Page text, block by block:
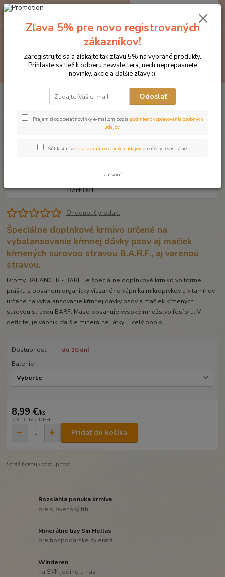
Hľadať
za0 €
Produkty DROMY Psy a mačky Doplnky pre BARF
Balancer Barf 8v1 200g
Dromy Balancer Barf 8v1 200g
Ohodnotiť produkt
Špeciálne doplnkové krmivo určené na
vybalansovanie kŕmnej dávky psov aj mačiek
kŕmených surovou stravou B.A.R.F., aj varenou
stravou.
Dromy BALANCER - BARF, je špeciálne doplnkové krmivo vo forme
prášku s obsahom organicky viazaného vápnika,mikroprvkov a vitamínov,
určené na vybalansovanie kŕmnej dávky psov a mačiek kŕmených
surovou stravou BARF. Mäso obsahuje vysoké množstvo fosforu. V
deficite, je vápnik, ďalšie minerálne látky ... celý popis
Dostupnosť
do 10 dní
Balenie
8,99 €/ks
7,31 € bez DPH
Pridať do košíka
Strážiť cenu / dostupnosť
Rozsiahla ponuka krmiva
pre slovenský trh
Minerálne lizy Sin Hellas
pre hospodárske zvieratá
Winderen
na SVK jedine u nás
Zľava 5% pre novo registrovaných
zákazníkov!
Zaregistrujte sa a získajte tak zľavu 5% na vybrané produkty.
Prihláste sa tiež k odberu newslettera, nech neprepásnete
novinky, akcie a ďalšie zľavy :).
Odoslať
Prajem si odoberať novinky e-mailom podľa podmienok spracovania osobných
údajov.
Súhlasím sospracovaním osobných údajov pre účely registrácie.
Zatvoriť